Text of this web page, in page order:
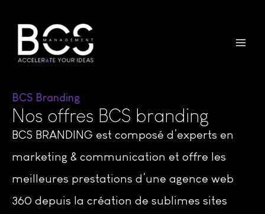
BCS Branding
Nos offres BCS branding
BCS BRANDING est composé d’experts en
marketing & communication et offre les
meilleures prestations d’une agence web
360 depuis la création de sublimes sites